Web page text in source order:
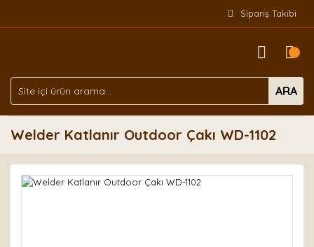
Sipariş Takibi
ARA
Welder Katlanır Outdoor Çakı WD-1102